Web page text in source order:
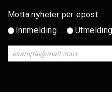
Motta nyheter per epost.
Innmelding
Utmelding